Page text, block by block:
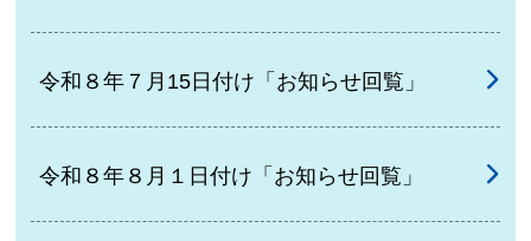
令和８年７月15日付け「お知らせ回覧」
令和８年８月１日付け「お知らせ回覧」